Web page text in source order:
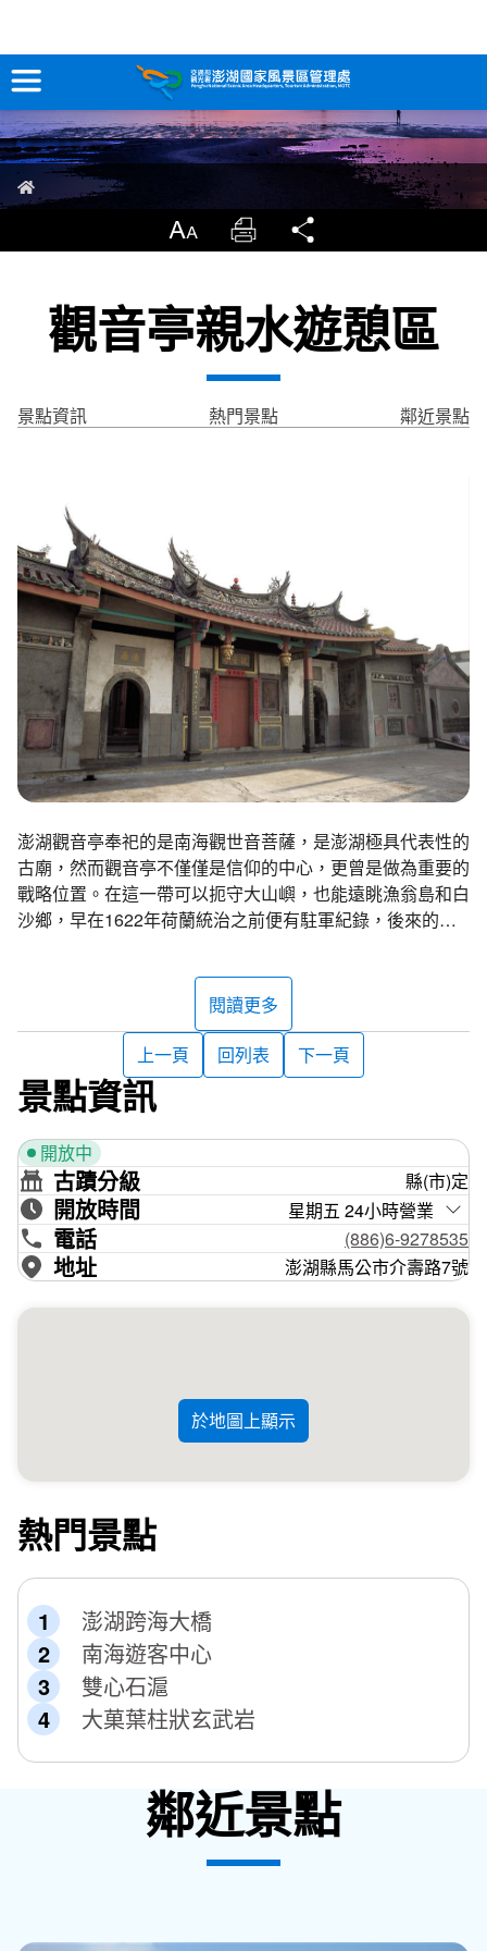
跳
到
主
要
內
容
訊息專區
關於澎湖
智慧觀光情報站
環境教育網
RSS 臉書粉絲團
首長信箱 English
日本語 Tiếng Việt
ไทย Bahasa indonesia
無標題
放大 列印
觀音亭親水遊憩區
景點資訊 熱門景點 鄰近景點
澎湖觀音亭奉祀的是南海觀世音菩薩，是澎湖極具代表性的
古廟，然而觀音亭不僅僅是信仰的中心，更曾是做為重要的
戰略位置。在這一帶可以扼守大山嶼，也能遠眺漁翁島和白
沙鄉，早在1622年荷蘭統治之前便有駐軍紀錄，後來的明
具今有三百多年歷史的觀音亭歷經了多次的修建，最初興建
於1696年，古鐘亭的古鐘也是此時建置，不過在1885年清
法戰爭時一度被損毀，廟內文物和兩尊觀音像、十八羅漢像
等全被掠奪。後來1891年澎湖水師鎮總兵吳宏洛捐銀兩重
建。1923年，日治時期澎湖新廳舍落成時，原先在澎湖廳
候，則增建了左邊的望潮亭，可以欣賞台灣海峽的潮起潮落
及台灣八景之一的西嶼落霞。
現在的觀音亭休憩園區，更新建了親水游憩區、國際風帆比
賽中心、兒童遊樂場等運動休閒設施，成為居民、遊客熱門
的戲水地點和休閒場所。
閱讀更多
上一頁
回列表 下一頁
景點資訊
開放中
古蹟分級 縣(市)定
開放時間 星期五 24小時營業
電話 (886)6-9278535
地址 澎湖縣馬公市介壽路7號
於地圖上顯示
熱門景點
澎湖跨海大橋
南海遊客中心
雙心石滬
大菓葉柱狀玄武岩
鄰近景點